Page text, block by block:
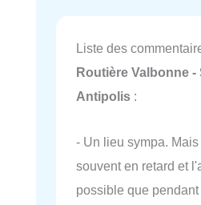
Liste des
Routière Valbonne -
Antipolis :
- Un lieu sympa.
souvent en retard et
possible que